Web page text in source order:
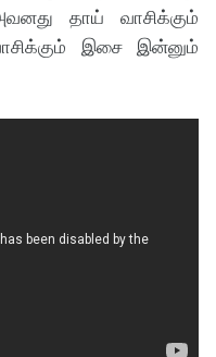
தாய் வாசிக்கும்
இசை இன்னும்